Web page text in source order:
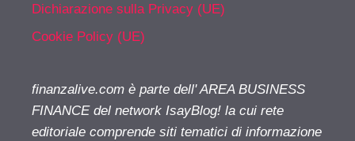
Dichiarazione sulla Privacy (UE)
Cookie Policy (UE)
finanzalive.com è parte dell' AREA BUSINESS
FINANCE del network IsayBlog! la cui rete
editoriale comprende siti tematici di informazione